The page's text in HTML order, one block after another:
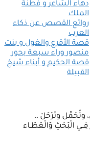
دهاء الشاعر و فطنة
الملك
روائع القصص عن ذكاء
العرب
قصة الأقرع والغول و بنت
منصور وراء سبعة بحور
قصة الحكيم و أبناء شيخ
القبيلة
وتُحَمِّل وتَرْحَلْ ..
فِــي الْبَحْثِ وَالْعَطَـاء